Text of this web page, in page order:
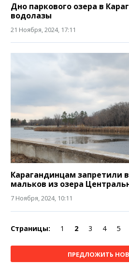
Дно паркового озера в
водолазы
21 Ноября, 2024, 17:11
Карагандинцам запретили
мальков из озера
7 Ноября, 2024, 10:11
Страницы: 1 2 3 4 5
ПРЕДЛОЖИТЬ